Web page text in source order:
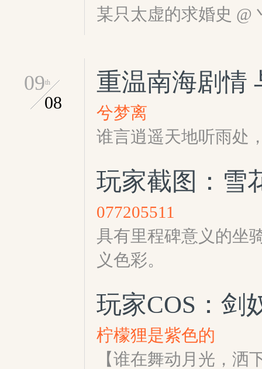
某只太虚的求婚史 @
重温南海剧情
兮梦离
09th
08
谁言逍遥天地听雨处
玩家截图：雪
077205511
具有里程碑意义的坐
义色彩。
玩家COS：剑
柠檬狸是紫色的
【谁在舞动月光，洒